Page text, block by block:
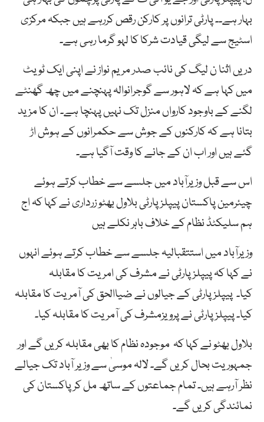
بہار ہے۔۔ پارٹی ترانوں پر کارکن رقص کررہے ہیں جبکہ مرکزی
اسٹیج سے لیگی قیادت شرکا کا لہو گرما رہی ہے۔
دریں اثنا ن لیگ کی نائب صدر مریم نواز نے اپنی ایک ٹویٹ
میں کہا ہے کہ لاہور سے گوجرانوالہ پہنچنے میں چھ گھنٹے
لگنے کے باوجود کارواں منزل تک نہیں پہنچا ہے۔ ان کا مزید
بتانا ہے کہ کارکنوں کے جوش سے حکمرانوں کے ہوش اڑ
گئے ہیں اور اب ان کے جانے کا وقت آگیا ہے۔
اس سے قبل وزیرآباد میں جلسے سے خطاب کرتے ہوئے
چیئرمین پاکستان پیپلزپارٹی بلاول بھٹو زرداری نے کہا کہ اج
ہم سلیکٹڈ نظام کے خلاف باہر نکلے ہیں
وزیرآباد میں استتقبالیہ جلسے سے خطاب کرتے ہوئے انہوں
نے کہا کہ پیپلزپارٹی نے مشرف کی امریت کا مقابلہ
کیا۔ پیپلزپارٹی کے جیالوں نے ضیاالحق کی آمریت کا مقابلہ
کیا۔ پیپلزپارٹی نے پرویزمشرف کی آمریت کا مقابلہ کیا۔
بلاول بھٹو نے کہا کہ موجودہ نظام کا بھی مقابلہ کریں گے اور
جمہوریت بحال کریں گے۔ لالہ موسیٰ سے وزیر آباد تک جیالے
نظر آرہے ہیں۔ تمام جماعتوں کے ساتھ مل کر پاکستان کی
نمائندگی کریں گے۔